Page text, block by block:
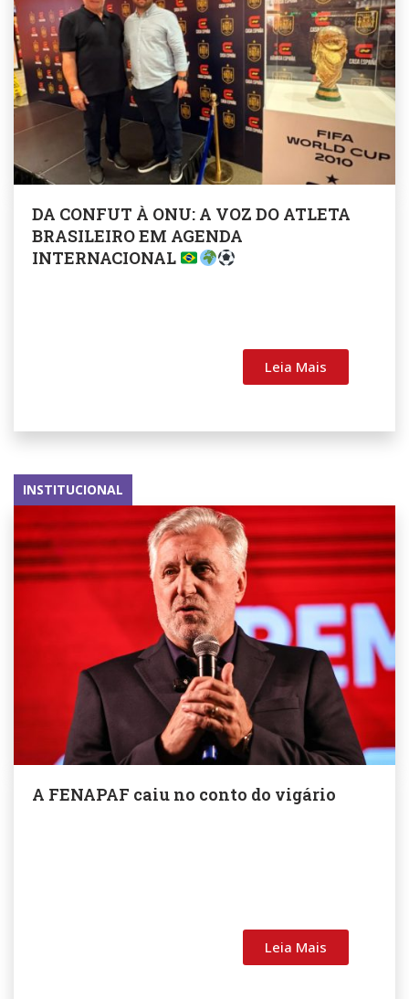
DA CONFUT À ONU: A VOZ DO ATLETA
BRASILEIRO EM AGENDA
INTERNACIONAL
Leia Mais
INSTITUCIONAL
A FENAPAF caiu no conto do vigário
Leia Mais